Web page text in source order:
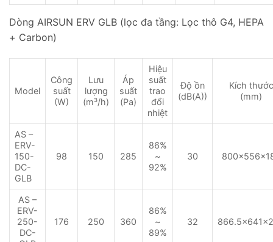
Dòng AIRSUN ERV GLB (lọc đa tầng: Lọc thô G4, HEPA
+ Carbon)
Model
Công
suất
(W)
Lưu
lượng
(m³/h)
Áp
suất
(Pa)
Hiệu
suất
trao
đổi
nhiệt
Độ ồn
(dB(A))
Kích thước
(mm)
AS –
ERV-
150-
DC-
GLB
98 150 285
86%
~
92%
30
AS –
ERV-
250-
DC-
176 250 360
86%
~
89%
32